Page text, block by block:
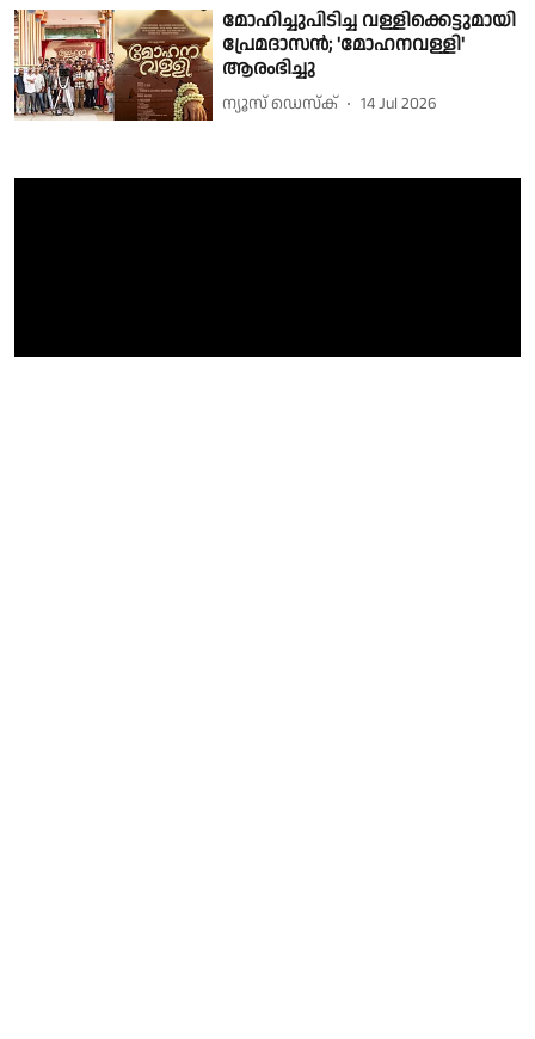
മോഹിച്ചുപിടിച്ച വള്ളിക്കെട്ടുമായി
പ്രേമദാസൻ; 'മോഹനവള്ളി'
ആരംഭിച്ചു
ന്യൂസ് ഡെസ്ക് 14 Jul 2026